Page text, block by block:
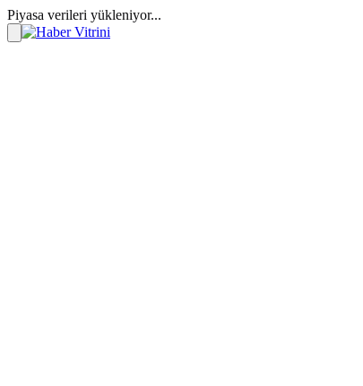
Piyasa verileri yükleniyor...